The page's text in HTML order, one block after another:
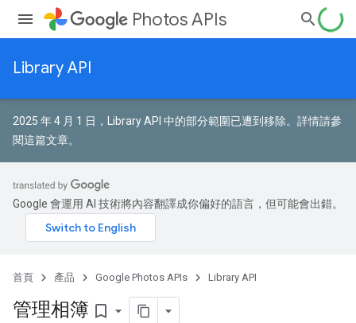
Photos APIs
Library API
2025 年 4 月 1 日，Library API 中的部分範圍已遭到移除。 詳情請參
閱這篇文章。
Google 會運用 AI 技術將內容翻譯成你偏好的語言，但可能會出錯。
首頁 產品 Google Photos APIs Library API
管理相簿 bookmark_border